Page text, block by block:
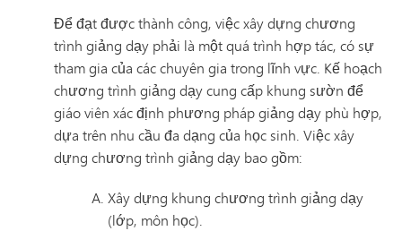
Để đạt được thành công, việc xây dựng chương
trình giảng dạy phải là một quá trình hợp tác, có sự
tham gia của các chuyên gia trong lĩnh vực. Kế hoạch
chương trình giảng dạy cung cấp khung sườn để
giáo viên xác định phương pháp giảng dạy phù hợp,
dựa trên nhu cầu đa dạng của học sinh. Việc xây
dựng chương trình giảng dạy bao gồm:
Xây dựng khung chương trình giảng dạy
(lớp, môn học).